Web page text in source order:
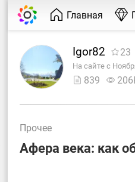
Главная
Igor82 23
На сайте с
839
Прочее
Афера века: как